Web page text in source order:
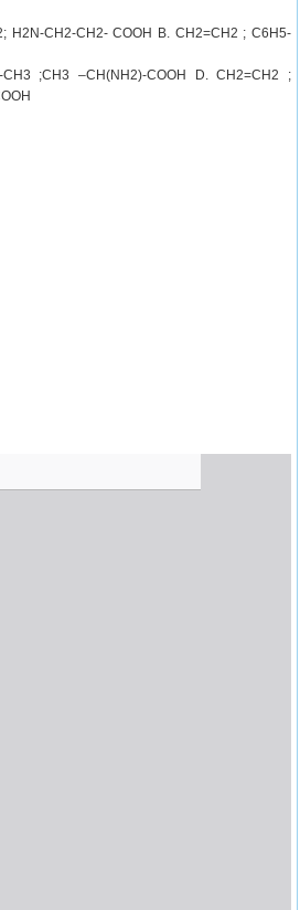
H2N-CH2-CH2- COOH B. CH2=CH2 ; C6H5-
;CH3 –CH(NH2)-COOH D. CH2=CH2 ;